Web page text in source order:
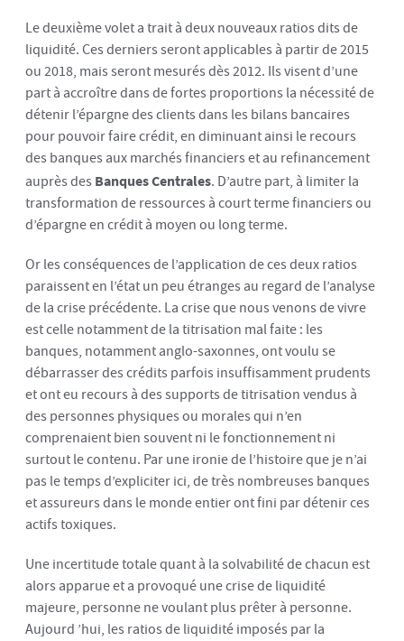
Le deuxième volet a trait à deux nouveaux ratios dits de
liquidité. Ces derniers seront applicables à partir de 2015
ou 2018, mais seront mesurés dès 2012. Ils visent d’une
part à accroître dans de fortes proportions la nécessité de
détenir l’épargne des clients dans les bilans bancaires
pour pouvoir faire crédit, en diminuant ainsi le recours
des banques aux marchés financiers et au refinancement
auprès des Banques Centrales. D’autre part, à limiter la
transformation de ressources à court terme financiers ou
d’épargne en crédit à moyen ou long terme.
Or les conséquences de l’application de ces deux ratios
paraissent en l’état un peu étranges au regard de l’analyse
de la crise précédente. La crise que nous venons de vivre
est celle notamment de la titrisation mal faite : les
banques, notamment anglo-saxonnes, ont voulu se
débarrasser des crédits parfois insuffisamment prudents
et ont eu recours à des supports de titrisation vendus à
des personnes physiques ou morales qui n’en
comprenaient bien souvent ni le fonctionnement ni
surtout le contenu. Par une ironie de l’histoire que je n’ai
pas le temps d’expliciter ici, de très nombreuses banques
et assureurs dans le monde entier ont fini par détenir ces
actifs toxiques.
Une incertitude totale quant à la solvabilité de chacun est
alors apparue et a provoqué une crise de liquidité
majeure, personne ne voulant plus prêter à personne.
Aujourd ’hui, les ratios de liquidité imposés par la